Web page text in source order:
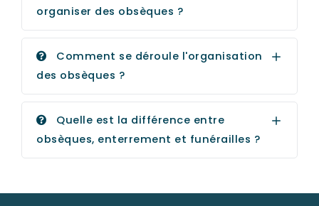
organiser des obsèques ?
Comment se déroule l'organisation
des obsèques ?
Quelle est la différence entre
obsèques, enterrement et funérailles ?